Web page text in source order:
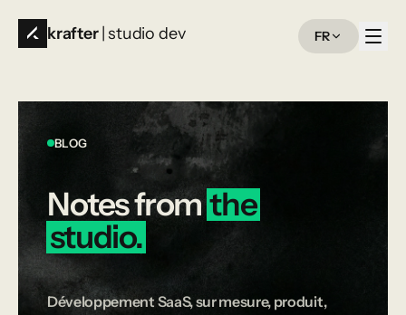
krafter | studio dev FR
BLOG
Notesfrom the
studio.
Développement SaaS, sur mesure, produit,